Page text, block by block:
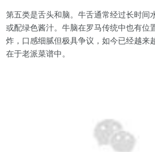
第五类是舌头和脑。牛舌通常经过长时间
或配绿色酱汁。牛脑在罗马传统中也有位
炸，口感细腻但极具争议，如今已经越来
在于老派菜谱中。